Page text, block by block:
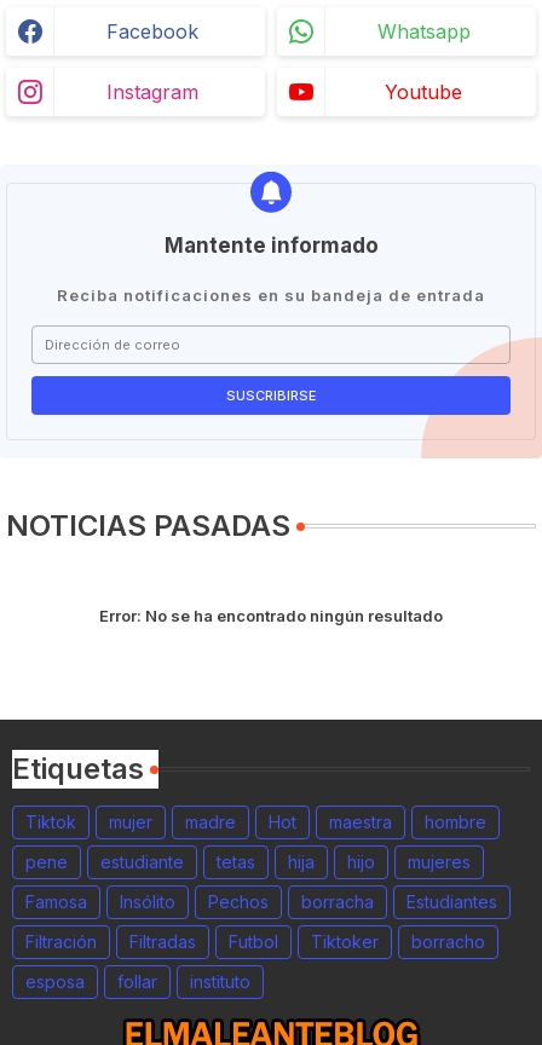
Facebook Whatsapp
Instagram Youtube
Mantente informado
Reciba notificaciones en su bandeja de entrada
NOTICIAS PASADAS
Error: No se ha encontrado ningún resultado
Etiquetas
Tiktok mujer madre Hot maestra
hombre
pene
estudiante tetas hija hijo
mujeres
Famosa
Insólito Pechos borracha
Estudiantes
Filtración
Filtradas Futbol Tiktoker
borracho
esposa
follar instituto